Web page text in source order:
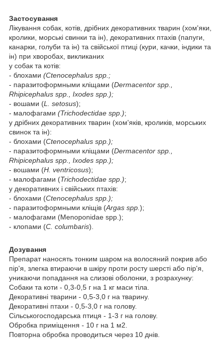
Застосування
Лікування собак, котів, дрібних декоративних тварин (хом'яки,
кролики, морські свинки та ін), декоративних птахів (папуги,
канарки, голуби та ін) та свійської птиці (кури, качки, індики та
ін) при хворобах, викликаних
у собак та котів:
- блохами (Ctenocephalus spp.;
- паразитоформными кліщами (Dermacentor spp.,
Rhipicephalus spp., Ixodes spp.);
- вошами (L. setosus);
- малофагами (Trichodectidae spp.);
у дрібних декоративних тварин (хом'яків, кроликів, морських
свинок та ін):
- блохами (Ctenocephalus spp.);
- паразитоформными кліщами (Dermacentor spp.,
Rhipicephalus spp., Ixodes spp.);
- вошами (H. ventricosus);
- малофагами (Trichodectidae spp.);
у декоративних і свійських птахів:
- блохами (Ctenocephalus spp.);
- паразитоформными кліщів (Argas spp. );
- малофагами (Menoponidae spp.);
- клопами (C. columbaris).
Дозування
Препарат наносять тонким шаром на волосяний покрив або
пір'я, злегка втираючи в шкіру проти росту шерсті або пір'я,
уникаючи попадання на слизові оболонки, з розрахунку:
Собаки та коти - 0,3-0,5 г на 1 кг маси тіла.
Декоративні тварини - 0,5-3,0 г на тварину.
Декоративні птахи - 0,5-3,0 г на голову.
Сільськогосподарська птиця - 1-3 г на голову.
Обробка приміщення - 10 г на 1 м2
Повторна обробка проводиться через 10 днів.